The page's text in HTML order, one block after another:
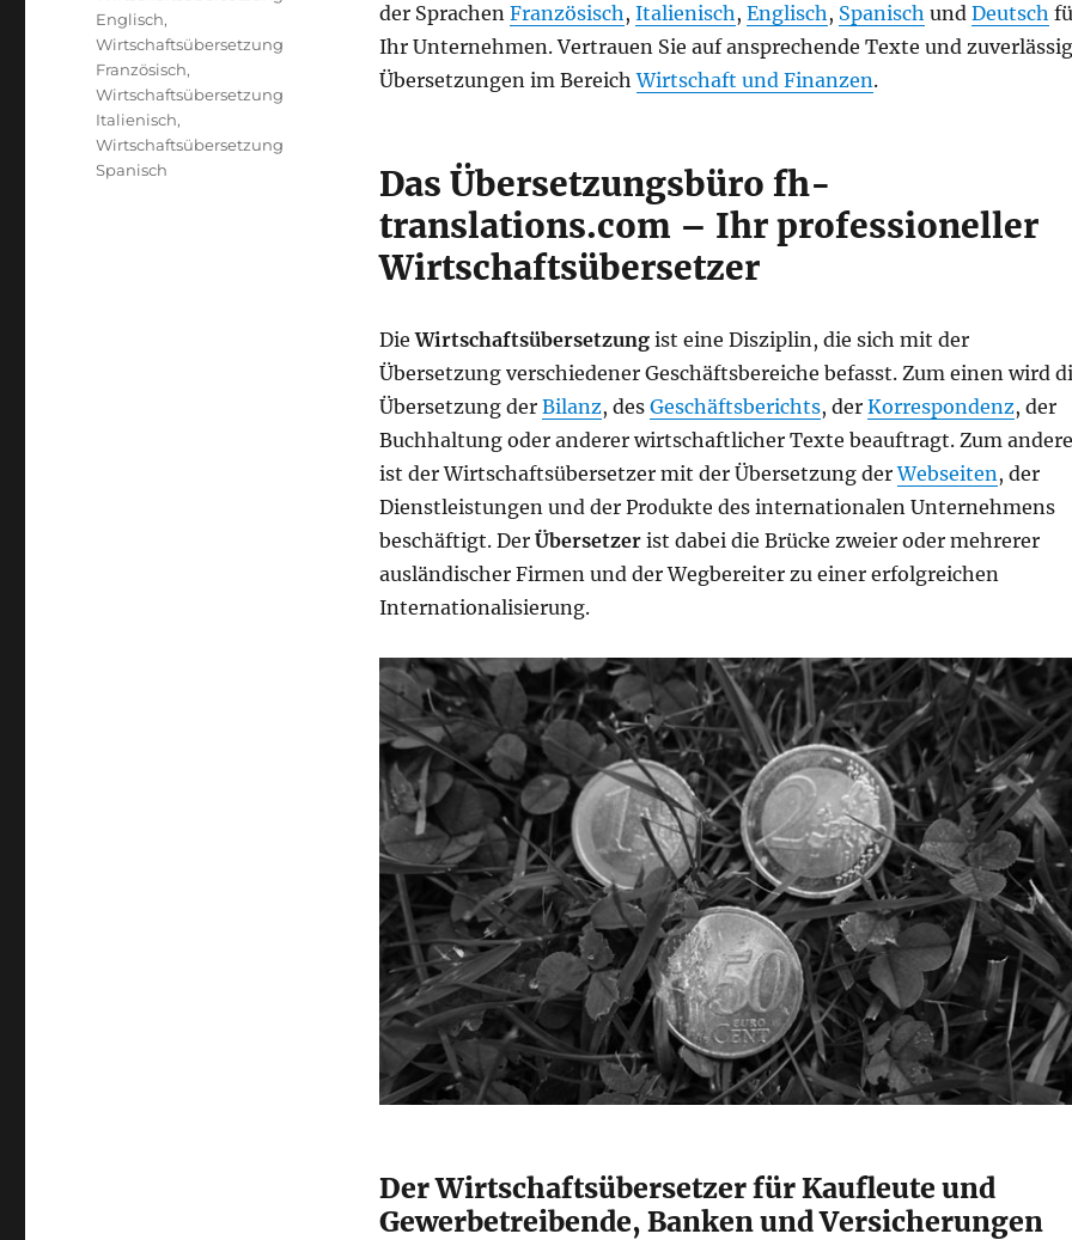
der Sprachen Französisch, Italienisch, Englisch, Spanisch und Deutsch
Ihr Unternehmen. Vertrauen Sie auf ansprechende Texte und
Übersetzungen im BereichWirtschaft und Finanzen.
Das Übersetzungsbüro fh-
translations.com – Ihr professioneller
Wirtschaftsübersetzer
DieWirtschaftsübersetzungist eine Disziplin, die sich mit der
Übersetzung verschiedener Geschäftsbereiche befasst. Zum einen wird
Übersetzung der Bilanz, des Geschäftsberichts, der Korrespondenz, der
Buchhaltung oder anderer wirtschaftlicher Texte beauftragt. Zum
ist der Wirtschaftsübersetzer mit der Übersetzung derWebseiten, der
Dienstleistungen und der Produkte des internationalen Unternehmens
beschäftigt. Der Übersetzerist dabei die Brücke zweier oder mehrerer
ausländischer Firmen und der Wegbereiter zu einer erfolgreichen
Internationalisierung.
Der Wirtschaftsübersetzer für Kaufleute und
Gewerbetreibende, Banken und Versicherungen
Englisch,
Wirtschaftsübersetzung
Französisch,
Wirtschaftsübersetzung
Italienisch,
Wirtschaftsübersetzung
Spanisch